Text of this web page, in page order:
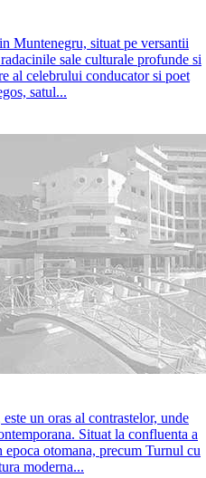
Muntenegru, situat pe versantii
sale culturale profunde si
al celebrului conducator si poet
satul...
un oras al contrastelor, unde
Situat la confluenta a
otomana, precum Turnul cu
moderna...